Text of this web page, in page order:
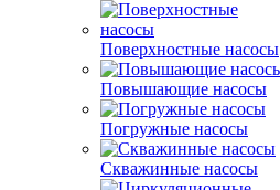
Поверхностные насосы
Повышающие насосы
Погружные насосы
Скважинные насосы